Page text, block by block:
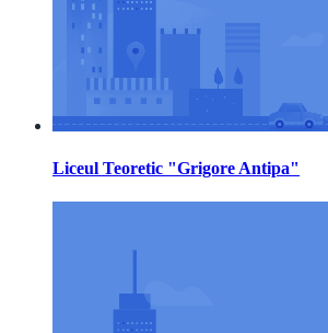
Liceul Teoretic "Grigore Antipa"